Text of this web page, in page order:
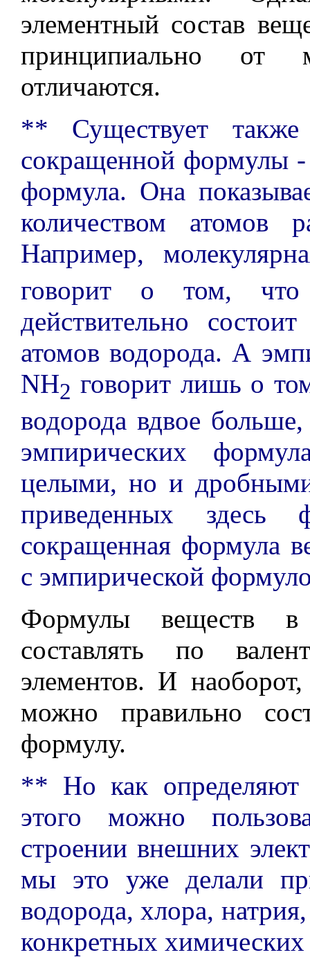
элементный состав
принципиально от
отличаются.
** Существует также
сокращенной формулы
формула. Она
количеством атомов
Например,
говорит о том, что
действительно
атомов водорода. А
NH2 говорит лишь о
водорода вдвое
эмпирических
целыми, но и
приведенных здесь
сокращенная формула
с эмпирической
Формулы веществ
составлять по
элементов. И
можно правильно
формулу.
** Но как определяют
этого можно
строении внешних
мы это уже делали
водорода, хлора,
конкретных